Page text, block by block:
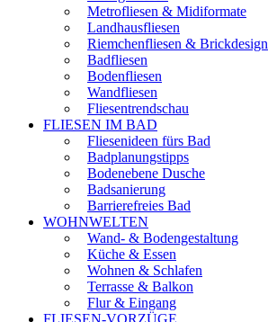
Metrofliesen & Midiformate
Landhausfliesen
Riemchenfliesen & Brickdesign
Badfliesen
Bodenfliesen
Wandfliesen
Fliesentrendschau
FLIESEN IM BAD
Fliesenideen fürs Bad
Badplanungstipps
Bodenebene Dusche
Badsanierung
Barrierefreies Bad
WOHNWELTEN
Wand- & Bodengestaltung
Küche & Essen
Wohnen & Schlafen
Terrasse & Balkon
Flur & Eingang
FLIESEN-VORZÜGE